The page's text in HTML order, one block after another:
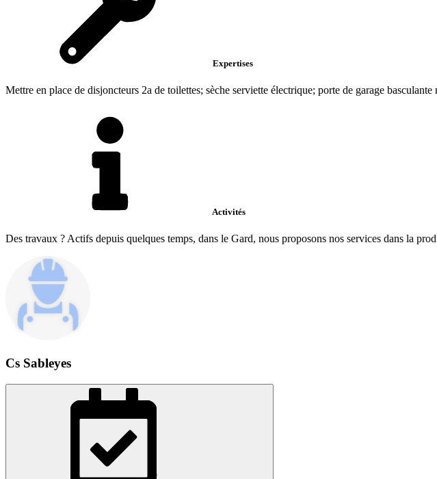
Expertises
Mettre en place de disjoncteurs 2a de toilettes; sèche serviette électrique; porte de garage basculante
Activités
Des travaux ? Actifs depuis quelques temps, dans le Gard, nous proposons nos services dans la
Cs Sableyes